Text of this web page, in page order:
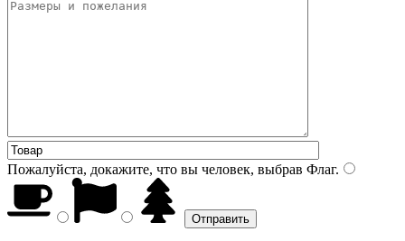
Пожалуйста, докажите, что вы человек, выбрав Флаг.